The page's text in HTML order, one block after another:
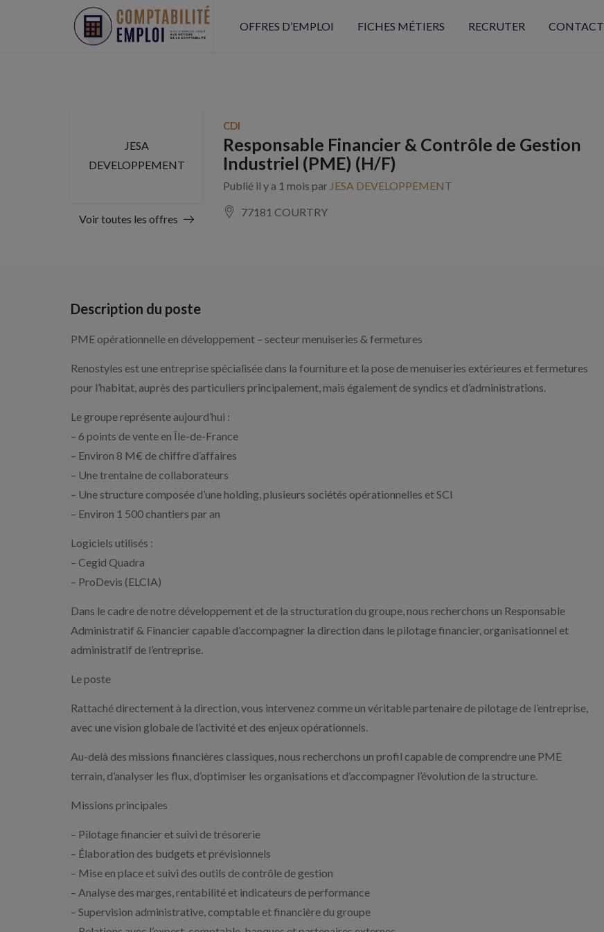
OFFRES D’EMPLOI FICHES MÉTIERS RECRUTER CONTACT
JESA
DEVELOPPEMENT
Voir toutes les offres
CDI
Responsable Financier & Contrôle de Gestion
Industriel (PME) (H/F)
Publié il y a 1 mois par JESA DEVELOPPEMENT
77181 COURTRY
Description du poste
PME opérationnelle en développement – secteur menuiseries & fermetures
Renostyles est une entreprise spécialisée dans la fourniture et la pose de menuiseries extérieures et fermetures
pour l’habitat, auprès des particuliers principalement, mais également de syndics et d’administrations.
Le groupe représente aujourd’hui :
– 6 points de vente en Île-de-France
– Environ 8 M€ de chiffre d’affaires
– Une trentaine de collaborateurs
– Une structure composée d’une holding, plusieurs sociétés opérationnelles et SCI
– Environ 1 500 chantiers par an
Logiciels utilisés :
– Cegid Quadra
– ProDevis (ELCIA)
Dans le cadre de notre développement et de la structuration du groupe, nous recherchons un Responsable
Administratif & Financier capable d’accompagner la direction dans le pilotage financier, organisationnel et
administratif de l’entreprise.
Le poste
Rattaché directement à la direction, vous intervenez comme un véritable partenaire de pilotage de l’entreprise,
avec une vision globale de l’activité et des enjeux opérationnels.
Au-delà des missions financières classiques, nous recherchons un profil capable de comprendre une PME
terrain, d’analyser les flux, d’optimiser les organisations et d’accompagner l’évolution de la structure.
Missions principales
– Pilotage financier et suivi de trésorerie
– Élaboration des budgets et prévisionnels
– Mise en place et suivi des outils de contrôle de gestion
– Analyse des marges, rentabilité et indicateurs de performance
– Supervision administrative, comptable et financière du groupe